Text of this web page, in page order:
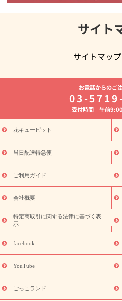
サイト
サイトマッ
よく贈られる花
お祝いの花特
8月の誕生花(トルコキキョウ)
お供え・お悔やみ お
通夜・葬儀に
ーブドフラワー
季節のイベント
特集
お盆 花（新盆・初盆） 季
盆・初盆）
お盆 花（新盆・初盆）
フト
お盆・お供え プリザーブド
レゼント特集
夏の花贈り・お中
敬老の日におくる花ギフト・プ
花ギフト・プレゼント特集
敬老
老の日 花鉢植えのギフト・プレゼ
フト・プレゼント特集
敬老の日
ペーン
映画『ウォーターガーディ
「きょう誕生日なんです」キャン
誕生日フラワーギフト 誕生日フ
(トルコキキョウ)
9月の誕生花(リ
ら探す
お祝いの花特集 当日
お電話からのご
03-
受付時間 午前
花キューピット
当日配達特急便
ご利用ガイド
会社概要
特定商取引に関する法律に基づく表
示
facebook
YouTube
ごっこランド